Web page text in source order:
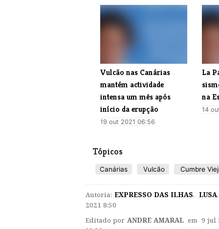
Vulcão nas Canárias
mantém actividade
intensa um mês após
início da erupção
19 out 2021 06:56
La
na
14
Tópicos
Canárias Vulcão Cumbre
Autoria: EXPRESSO DAS ILHAS, LUSA,
2021 8:50
Editado por ANDRE AMARAL em 9 jul